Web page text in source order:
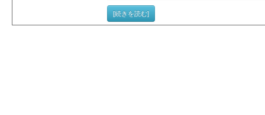
[続きを読む]